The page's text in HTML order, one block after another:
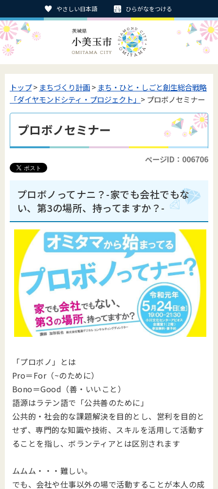
やさしい日本語 ひらがなをつける
トップ> まちづくり計画> まち・ひと・しごと創生総合戦略
「ダイヤモンドシティ・プロジェクト」 > プロボノセミナー
プロボノセミナー
ページID：006706
プロボノってナニ？-家でも会社でもな
い、第3の場所、持ってますか？-
「プロボノ」とは
Pro＝For（~のために）
Bono＝Good（善・いいこと）
語源はラテン語で「公共善のために」
公共的・社会的な課題解決を目的とし、営利を目的と
せず、専門的な知識や技術、スキルを活用して活動す
ることを指し、ボランティアとは区別されます
ムムム・・・難しい。
でも、会社や仕事以外の場で活動することが本人の成